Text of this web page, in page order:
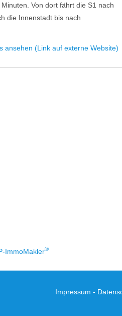
Von dort fährt die S1 nach
die Innenstadt bis nach
ansehen (Link auf externe Website)
ImmoMakler®
Impressum -